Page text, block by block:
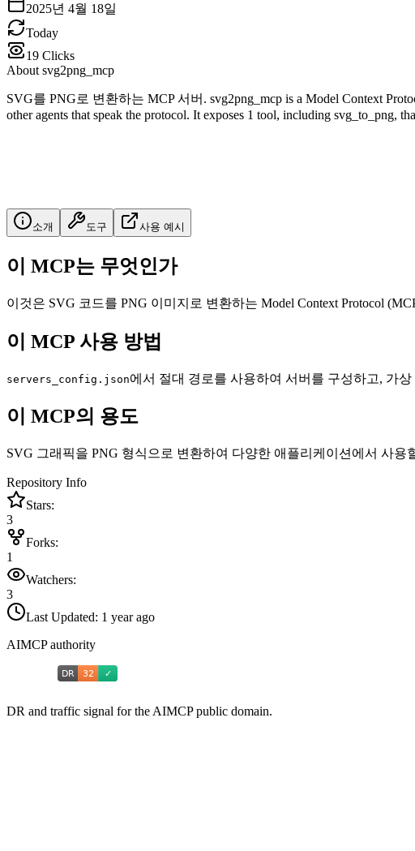
2025년 4월 18일
Today
19 Clicks
About svg2png_mcp
SVG를 PNG로 변환하는 MCP 서버. svg2png_mcp is a Model Context
other agents that speak the protocol. It exposes 1 tool, including svg_to_png,
소개 도구 사용 예시
이 MCP는 무엇인가
이것은 SVG 코드를 PNG 이미지로 변환하는 Model Context Protocol
이 MCP 사용 방법
servers_config.json에서 절대 경로를 사용하여 서버를 구성하고, 가
이 MCP의 용도
SVG 그래픽을 PNG 형식으로 변환하여 다양한 애플리케이션에서 사
Repository Info
Stars:
3
Forks:
1
Watchers:
3
Last Updated: 1 year ago
AIMCP authority
DR and traffic signal for the AIMCP public domain.